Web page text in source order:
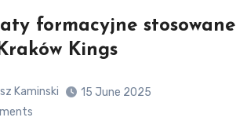
formacyjne stosowane
Kings
Kaminski
15 June 2025